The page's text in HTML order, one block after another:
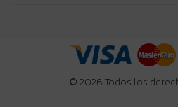
© 2026 Todos los